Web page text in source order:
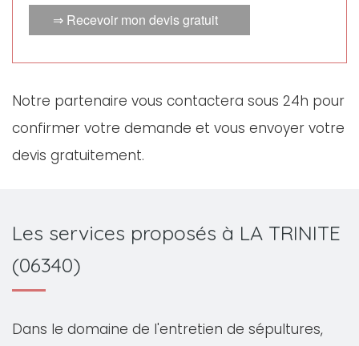
⇒ Recevoir mon devis gratuit
Notre partenaire vous contactera sous 24h pour
confirmer votre demande et vous envoyer votre
devis gratuitement.
Les services proposés à LA TRINITE
(06340)
Dans le domaine de l'entretien de sépultures,